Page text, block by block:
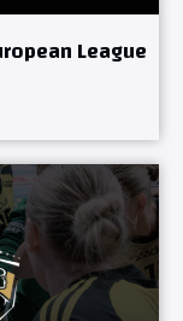
League